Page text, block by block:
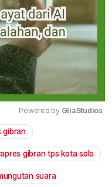
Powered by GliaStudios
gibran
gibran tps kota solo
suara